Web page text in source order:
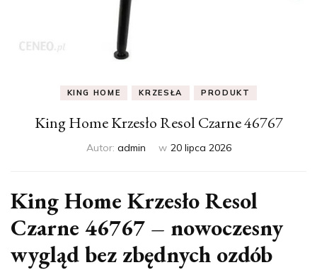
KING HOME KRZESŁA PRODUKT
King Home Krzesło Resol Czarne 46767
Autor: admin w 20 lipca 2026
King Home Krzesło Resol
Czarne 46767 – nowoczesny
wygląd bez zbędnych ozdób